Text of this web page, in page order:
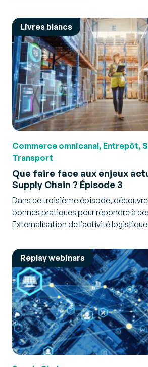
Livres blancs
Commerce omnicanal, Entrepôt,
Transport
Que faire face aux enjeux
Supply Chain ? Épisode 3
Dans ce troisième épisode,
bonnes pratiques pour répondre à
Externalisation de l’activité
Replay webinars